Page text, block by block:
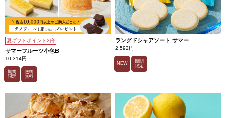
夏ギフトポイント2倍
サマーフルーツ小包B
10,314円
期間
限定
送料
無料
ラングドシャアソート サマー
2,592円
NEW
期間
限定